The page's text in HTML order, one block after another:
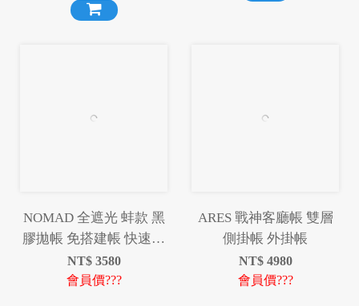
NOMAD 全遮光 蚌款 黑
膠拋帳 免搭建帳 快速帳
篷 黑膠帳篷 全自動帳篷
手拋帳篷 秒開帳 免搭建
NT$ 3580
會員價???
ARES 戰神客廳帳 雙層
側掛帳 外掛帳
NT$ 4980
會員價???